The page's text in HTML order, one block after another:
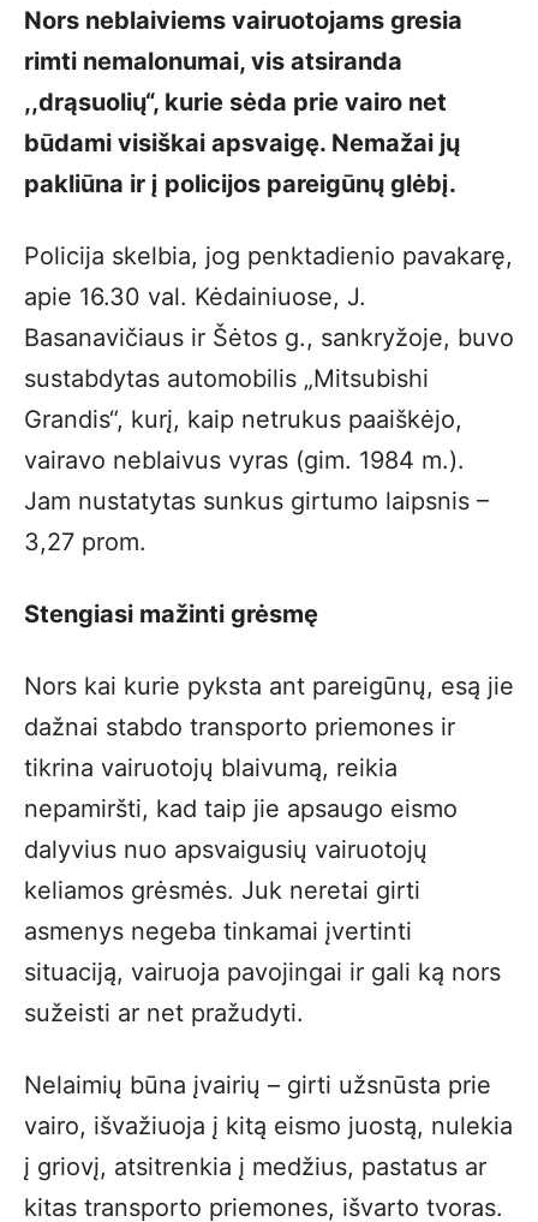
Nors neblaiviems vairuotojams gresia
rimti nemalonumai, vis atsiranda
,,drąsuolių“, kurie sėda prie vairo net
būdami visiškai apsvaigę. Nemažai jų
pakliūna ir į policijos pareigūnų glėbį.
Policija skelbia, jog penktadienio pavakarę,
apie 16.30 val. Kėdainiuose, J.
Basanavičiaus ir Šėtos g., sankryžoje, buvo
sustabdytas automobilis „Mitsubishi
Grandis“, kurį, kaip netrukus paaiškėjo,
vairavo neblaivus vyras (gim. 1984 m.).
Jam nustatytas sunkus girtumo laipsnis –
3,27 prom.
Stengiasi mažinti grėsmę
Nors kai kurie pyksta ant pareigūnų, esą jie
dažnai stabdo transporto priemones ir
tikrina vairuotojų blaivumą, reikia
nepamiršti, kad taip jie apsaugo eismo
dalyvius nuo apsvaigusių vairuotojų
keliamos grėsmės. Juk neretai girti
asmenys negeba tinkamai įvertinti
situaciją, vairuoja pavojingai ir gali ką nors
sužeisti ar net pražudyti.
Nelaimių būna įvairių – girti užsnūsta prie
vairo, išvažiuoja į kitą eismo juostą, nulekia
į griovį, atsitrenkia į medžius, pastatus ar
kitas transporto priemones, išvarto tvoras.